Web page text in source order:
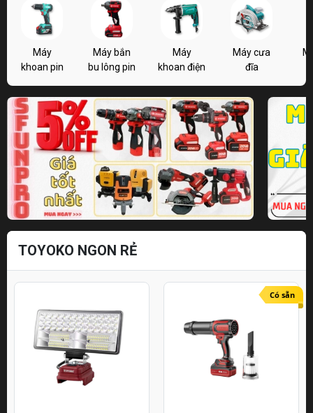
Máy
khoan pin
Máy bắn
bu lông pin
Máy
khoan điện
Máy cưa
đĩa
TOYOKO NGON RẺ
Có sẵn